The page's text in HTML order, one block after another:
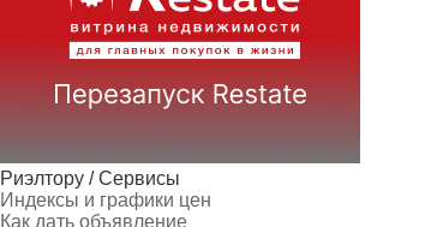
Риэлтору / Сервисы
Индексы и графики цен
Как дать объявление